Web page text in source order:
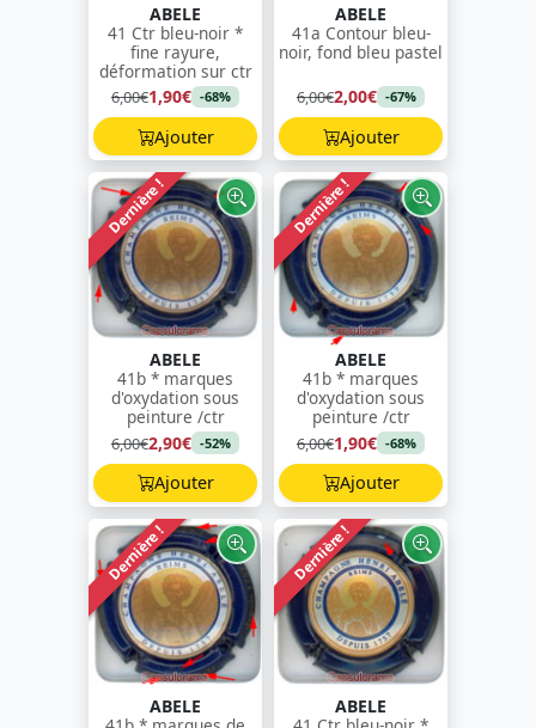
ABELE
41 Ctr bleu-noir *
fine rayure,
déformation sur ctr
6,00€1,90€ -68%
Ajouter
ABELE
41a Contour bleu-
noir, fond bleu pastel
6,00€2,00€ -67%
Ajouter
Dernière !
ABELE
41b * marques
d'oxydation sous
peinture /ctr
6,00€2,90€ -52%
Ajouter
Dernière !
ABELE
41b * marques
d'oxydation sous
peinture /ctr
6,00€1,90€ -68%
Ajouter
Dernière !
ABELE
Dernière !
ABELE